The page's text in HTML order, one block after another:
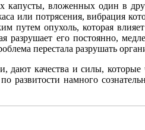
капусты, вложенных один в
или потрясения, вибрация
путем опухоль, которая
разрушает его постоянно,
перестала разрушать
качества и силы,
намного